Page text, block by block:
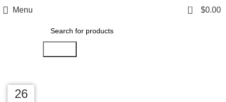
Menu 0 $0.00
27
27
26
26